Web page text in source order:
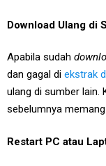
Download Ulang di
Apabila sudah
dan gagal di ekstrak
ulang di sumber lain.
sebelumnya
Restart PC atau